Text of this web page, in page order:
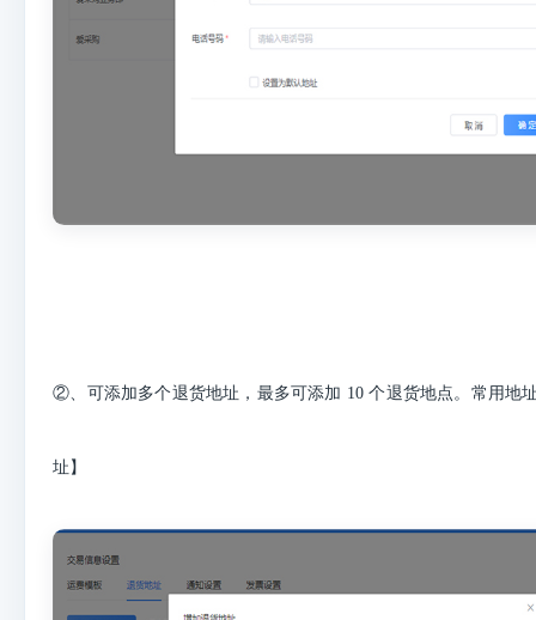
②、可添加多个退货地址，最多可添加 10 个退货地点。常用地
址】